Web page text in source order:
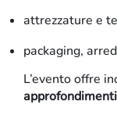
attrezzature e
packaging,
L’evento offre